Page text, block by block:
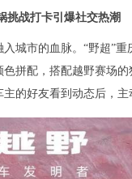
挑战打卡引爆社交热潮
城市的血脉。“野超”
拼配，搭配越野赛场
的好友看到动态后，主